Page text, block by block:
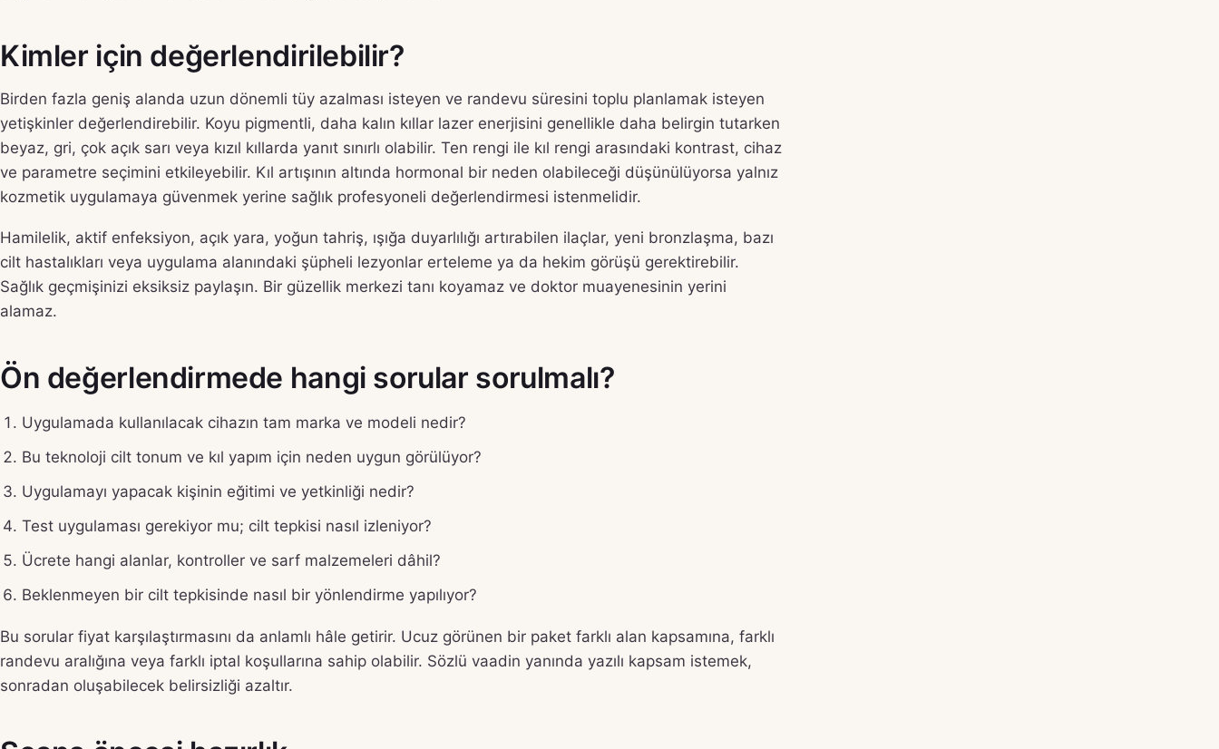
Kimler için değerlendirilebilir?
Birden fazla geniş alanda uzun dönemli tüy azalması isteyen ve randevu süresini toplu planlamak isteyen
yetişkinler değerlendirebilir. Koyu pigmentli, daha kalın kıllar lazer enerjisini genellikle daha belirgin tutarken
beyaz, gri, çok açık sarı veya kızıl kıllarda yanıt sınırlı olabilir. Ten rengi ile kıl rengi arasındaki kontrast, cihaz
ve parametre seçimini etkileyebilir. Kıl artışının altında hormonal bir neden olabileceği düşünülüyorsa yalnız
kozmetik uygulamaya güvenmek yerine sağlık profesyoneli değerlendirmesi istenmelidir.
Hamilelik, aktif enfeksiyon, açık yara, yoğun tahriş, ışığa duyarlılığı artırabilen ilaçlar, yeni bronzlaşma, bazı
cilt hastalıkları veya uygulama alanındaki şüpheli lezyonlar erteleme ya da hekim görüşü gerektirebilir.
Sağlık geçmişinizi eksiksiz paylaşın. Bir güzellik merkezi tanı koyamaz ve doktor muayenesinin yerini
alamaz.
Ön değerlendirmede hangi sorular sorulmalı?
Uygulamada kullanılacak cihazın tam marka ve modeli nedir?
Bu teknoloji cilt tonum ve kıl yapım için neden uygun görülüyor?
Uygulamayı yapacak kişinin eğitimi ve yetkinliği nedir?
Test uygulaması gerekiyor mu; cilt tepkisi nasıl izleniyor?
Ücrete hangi alanlar, kontroller ve sarf malzemeleri dâhil?
Beklenmeyen bir cilt tepkisinde nasıl bir yönlendirme yapılıyor?
Bu sorular fiyat karşılaştırmasını da anlamlı hâle getirir. Ucuz görünen bir paket farklı alan kapsamına, farklı
randevu aralığına veya farklı iptal koşullarına sahip olabilir. Sözlü vaadin yanında yazılı kapsam istemek,
sonradan oluşabilecek belirsizliği azaltır.